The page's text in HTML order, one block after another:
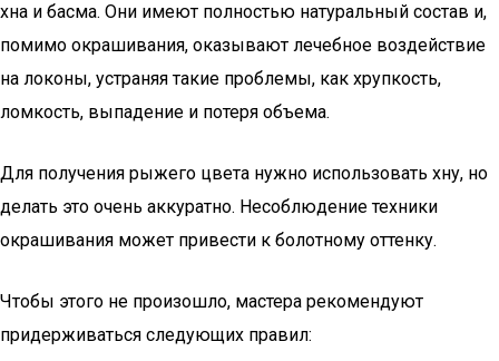
хна и басма. Они имеют полностью натуральный состав и,
помимо окрашивания, оказывают лечебное воздействие
на локоны, устраняя такие проблемы, как хрупкость,
ломкость, выпадение и потеря объема.
Для получения рыжего цвета нужно использовать хну, но
делать это очень аккуратно. Несоблюдение техники
окрашивания может привести к болотному оттенку.
Чтобы этого не произошло, мастера рекомендуют
придерживаться следующих правил: